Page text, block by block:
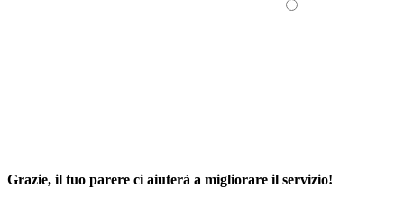
Grazie, il tuo parere ci aiuterà a migliorare il servizio!